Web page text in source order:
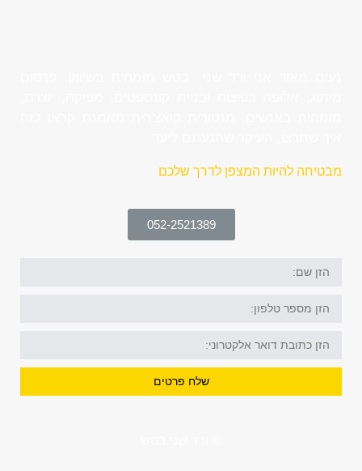
מבטיחה להיות המצפן לדרך שלכם
052-2521389
שם:
מספר
דוא"ל:
שלח פרטים